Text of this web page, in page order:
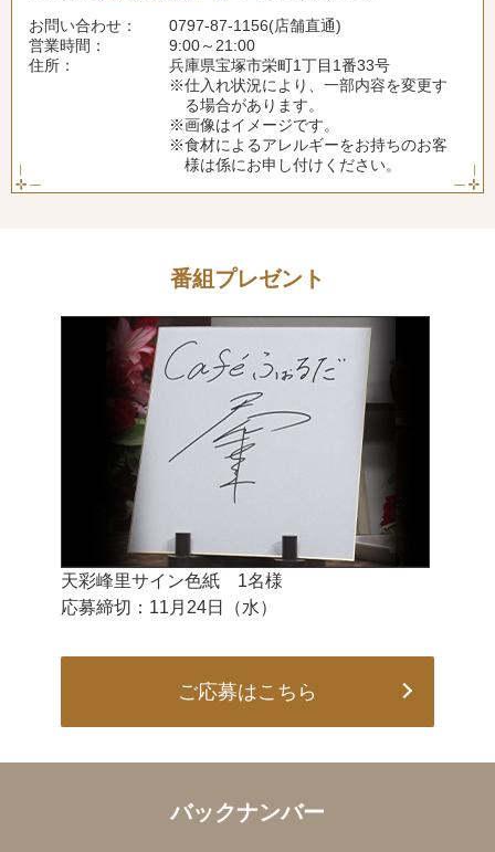
お問い合わせ：
0797-87-1156(店舗直通)
営業時間：
9:00～21:00
住所：
兵庫県宝塚市栄町1丁目1番33号
※仕入れ状況により、一部内容を変更す
る場合があります。
※画像はイメージです。
※食材によるアレルギーをお持ちのお客
様は係にお申し付けください。
番組プレゼント
天彩峰里サイン色紙 1名様
応募締切：11月24日（水）
ご応募はこちら
バックナンバー